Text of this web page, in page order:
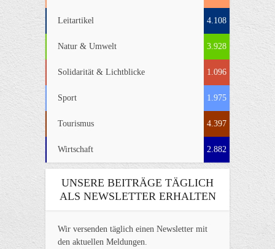
Leitartikel 4.108
Natur & Umwelt 3.928
Solidarität & Lichtblicke 1.096
Sport 1.975
Tourismus 4.397
Wirtschaft 2.882
UNSERE BEITRÄGE TÄGLICH
ALS NEWSLETTER ERHALTEN
Wir versenden täglich einen Newsletter mit
den aktuellen Meldungen.